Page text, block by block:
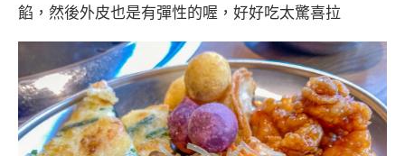
餡，然後外皮也是有彈性的喔，好好吃太驚喜拉